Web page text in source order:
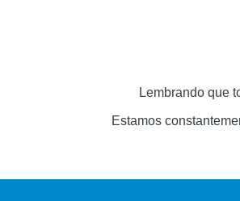
Lembrando que
Estamos